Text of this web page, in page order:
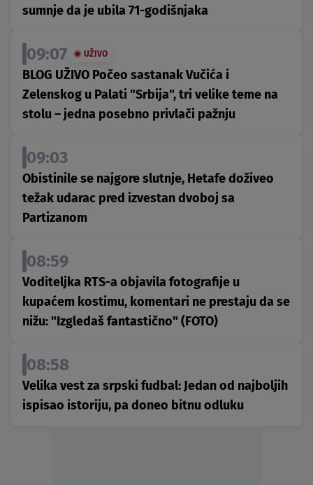
sumnje da je ubila 71-godišnjaka
09:07 UŽIVO
BLOG UŽIVO Počeo sastanak Vučića i
Zelenskog u Palati "Srbija", tri velike teme na
stolu – jedna posebno privlači pažnju
09:03
Obistinile se najgore slutnje, Hetafe doživeo
težak udarac pred izvestan dvoboj sa
Partizanom
08:59
Voditeljka RTS-a objavila fotografije u
kupaćem kostimu, komentari ne prestaju da se
nižu: "Izgledaš fantastično" (FOTO)
08:58
Velika vest za srpski fudbal: Jedan od najboljih
ispisao istoriju, pa doneo bitnu odluku